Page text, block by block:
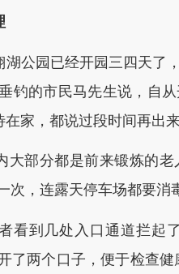
园已经开园三四天了，
钓的市民马先生说，自
家，都说过段时间再出来
部分都是前来锻炼的老
次，连露天停车场都要消
到几处入口通道拦起
了两个口子，便于检查